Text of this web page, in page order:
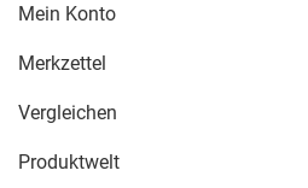
Mein Konto
Merkzettel
Vergleichen
Produktwelt